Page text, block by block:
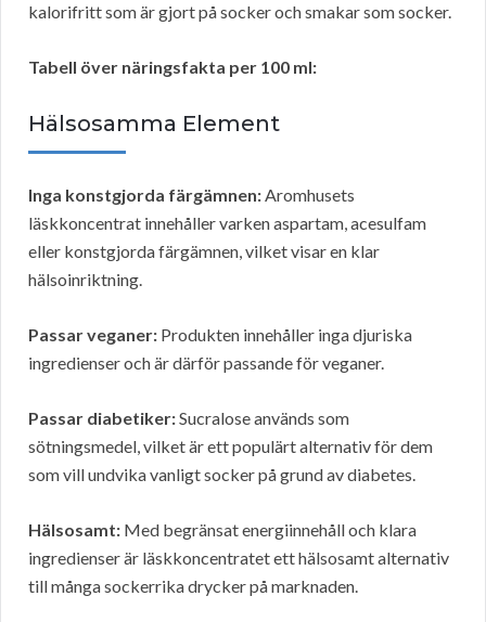
kalorifritt som är gjort på socker och smakar som socker.
Tabell över näringsfakta per 100 ml:
Hälsosamma Element
Inga konstgjorda färgämnen:Aromhusets
läskkoncentrat innehåller varken aspartam, acesulfam
eller konstgjorda färgämnen, vilket visar en klar
hälsoinriktning.
Passar veganer: Produkten innehåller inga djuriska
ingredienser och är därför passande för veganer.
Passar diabetiker:Sucralose används som
sötningsmedel, vilket är ett populärt alternativ för dem
som vill undvika vanligt socker på grund av diabetes.
Hälsosamt: Med begränsat energiinnehåll och klara
ingredienser är läskkoncentratet ett hälsosamt alternativ
till många sockerrika drycker på marknaden.